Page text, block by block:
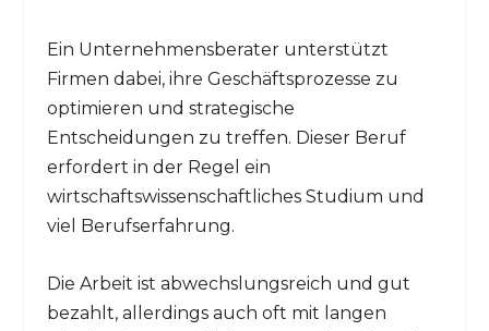
Ein Unternehmensberater unterstützt
Firmen dabei, ihre Geschäftsprozesse zu
optimieren und strategische
Entscheidungen zu treffen. Dieser Beruf
erfordert in der Regel ein
wirtschaftswissenschaftliches Studium und
viel Berufserfahrung.
Die Arbeit ist abwechslungsreich und gut
bezahlt, allerdings auch oft mit langen